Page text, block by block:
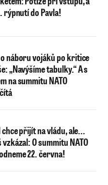
rýpnutí do Pavla!
náboru vojáků po kritice
„Navýšíme tabulky.“ A s
na summitu NATO
chce přijít na vládu, ale...
vzkázal: O summitu NATO
22. června!